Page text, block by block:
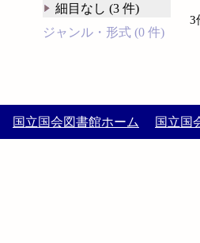
細目なし (3 件)
ジャンル・形式 (0 件)
3
国立国会図書館ホーム 国立国